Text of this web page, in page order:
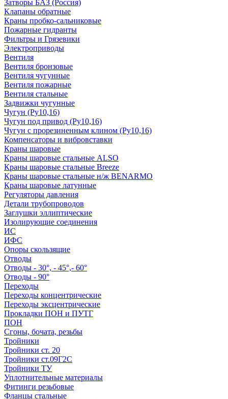
Затворы БАЗ (Россия)
Клапаны обратные
Краны пробко-сальниковые
Пожарные гидранты
Фильтры и Грязевики
Электроприводы
Вентиля
Вентиля бронзовые
Вентиля чугунные
Вентиля пожарные
Вентиля стальные
Задвижки чугунные
Чугун (Ру10,16)
Чугун под привод (Ру10,16)
Чугун с прорезиненным клином (Ру10,16)
Компенсаторы и вибровставки
Краны шаровые
Краны шаровые стальные ALSO
Краны шаровые стальные Breeze
Краны шаровые стальные н/ж BENARMO
Краны шаровые латунные
Регуляторы давления
Детали трубопроводов
Заглушки эллиптические
Изолирующие соединения
ИС
ИФС
Опоры скользящие
Отводы
Отводы - 30°, - 45°,- 60°
Отводы - 90°
Переходы
Переходы концентрические
Переходы эксцентрические
Прокладки ПОН и ПУТГ
ПОН
Сгоны, бочата, резьбы
Тройники
Тройники ст. 20
Тройники ст.09Г2С
Тройники ТУ
Уплотнительные материалы
Фитинги резьбовые
Фланцы стальные